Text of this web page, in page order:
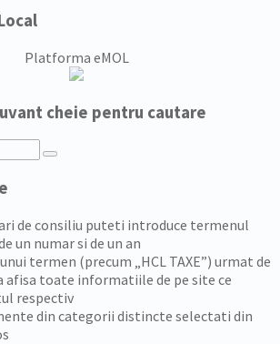
Platforma eMOL
cheie pentru cautare
de consiliu puteti introduce termenul
un numar si de un an
termen (precum „HCL TAXE”) urmat de
afisa toate informatiile de pe site ce
respectiv
din categorii distincte selectati din